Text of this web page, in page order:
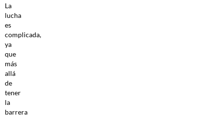
La
lucha
es
complicada,
ya
que
más
allá
de
tener
la
barrera